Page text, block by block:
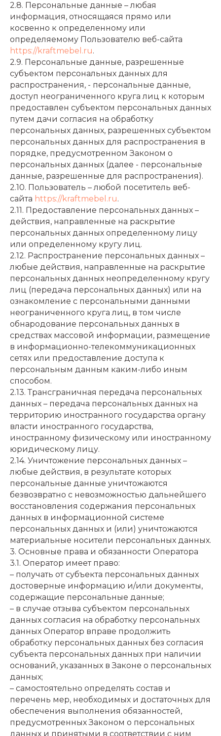
2.8. Персональные данные – любая
информация, относящаяся прямо или
косвенно к определенному или
определяемому Пользователю веб-сайта
https://kraftmebel.ru.
2.9. Персональные данные, разрешенные
субъектом персональных данных для
распространения, - персональные данные,
доступ неограниченного круга лиц к которым
предоставлен субъектом персональных данных
путем дачи согласия на обработку
персональных данных, разрешенных субъектом
персональных данных для распространения в
порядке, предусмотренном Законом о
персональных данных (далее - персональные
данные, разрешенные для распространения).
2.10. Пользователь – любой посетитель веб-
сайта https://kraftmebel.ru.
2.11. Предоставление персональных данных –
действия, направленные на раскрытие
персональных данных определенному лицу
или определенному кругу лиц.
2.12. Распространение персональных данных –
любые действия, направленные на раскрытие
персональных данных неопределенному кругу
лиц (передача персональных данных) или на
ознакомление с персональными данными
неограниченного круга лиц, в том числе
обнародование персональных данных в
средствах массовой информации, размещение
в информационно-телекоммуникационных
сетях или предоставление доступа к
персональным данным каким-либо иным
способом.
2.13. Трансграничная передача персональных
данных – передача персональных данных на
территорию иностранного государства органу
власти иностранного государства,
иностранному физическому или иностранному
юридическому лицу.
2.14. Уничтожение персональных данных –
любые действия, в результате которых
персональные данные уничтожаются
безвозвратно с невозможностью дальнейшего
восстановления содержания персональных
данных в информационной системе
персональных данных и (или) уничтожаются
материальные носители персональных данных.
3. Основные права и обязанности Оператора
3.1. Оператор имеет право:
– получать от субъекта персональных данных
достоверные информацию и/или документы,
содержащие персональные данные;
– в случае отзыва субъектом персональных
данных согласия на обработку персональных
данных Оператор вправе продолжить
обработку персональных данных без согласия
субъекта персональных данных при наличии
оснований, указанных в Законе о персональных
данных;
– самостоятельно определять состав и
перечень мер, необходимых и достаточных для
обеспечения выполнения обязанностей,
предусмотренных Законом о персональных
данных и принятыми в соответствии с ним